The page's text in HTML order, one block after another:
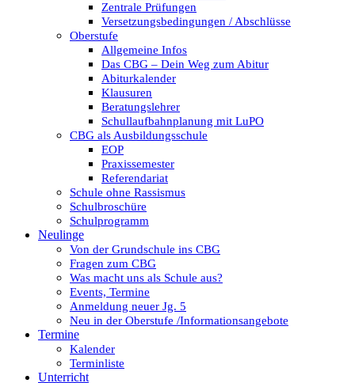
Zentrale Prüfungen
Versetzungsbedingungen / Abschlüsse
Oberstufe
Allgemeine Infos
Das CBG – Dein Weg zum Abitur
Abiturkalender
Klausuren
Beratungslehrer
Schullaufbahnplanung mit LuPO
CBG als Ausbildungsschule
EOP
Praxissemester
Referendariat
Schule ohne Rassismus
Schulbroschüre
Schulprogramm
Neulinge
Von der Grundschule ins CBG
Fragen zum CBG
Was macht uns als Schule aus?
Events, Termine
Anmeldung neuer Jg. 5
Neu in der Oberstufe /Informationsangebote
Termine
Kalender
Terminliste
Unterricht